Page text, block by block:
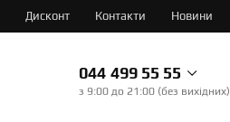
Дисконт Контакти Новини
044 499 55 55
з 9:00 до 21:00 (без вихідних)